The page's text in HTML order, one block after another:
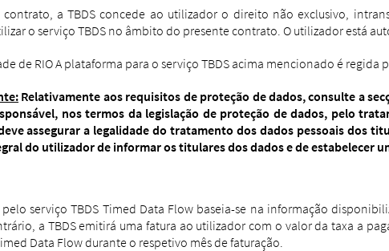
a TBDS concede ao utilizador o direito não exclusivo,
o serviço TBDS no âmbito do presente contrato. O utilizador está
de RIO A plataforma para o serviço TBDS acima mencionado é regida
Relativamente aos requisitos de proteção de dados, consulte a
nos termos da legislação de proteção de dados, pelo
assegurar a legalidade do tratamento dos dados pessoais dos
do utilizador de informar os titulares dos dados e de estabelecer
serviço TBDS Timed Data Flow baseia-se na informação
a TBDS emitirá uma fatura ao utilizador com o valor da taxa a
Data Flow durante o respetivo mês de faturação.